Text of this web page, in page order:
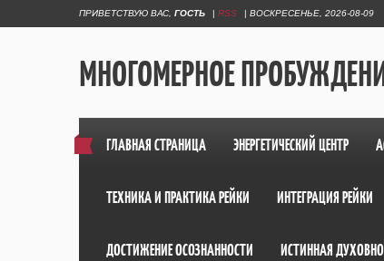
ПРИВЕТСТВУЮ ВАС ГОСТЬ | RSS | ВОСКРЕСЕНЬЕ, 2026-08-09
МНОГОМЕРНОЕ
ГЛАВНАЯ СТРАНИЦА ЭНЕРГЕТИЧЕСКИЙ ЦЕНТР
ТЕХНИКА И ПРАКТИКА РЕЙКИ ИНТЕГРАЦИЯ РЕЙКИ
ДОСТИЖЕНИЕ ОСОЗНАННОСТИ ИСТИННАЯ